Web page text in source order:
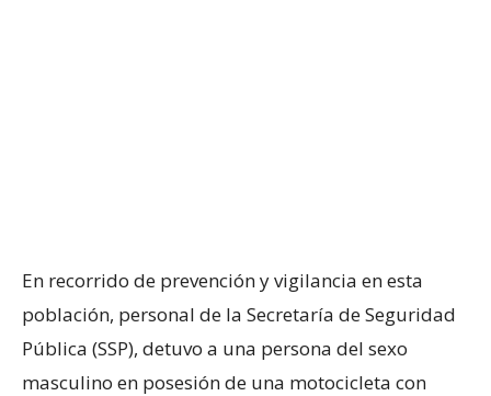
En recorrido de prevención y vigilancia en esta
población, personal de la Secretaría de Seguridad
Pública (SSP), detuvo a una persona del sexo
masculino en posesión de una motocicleta con